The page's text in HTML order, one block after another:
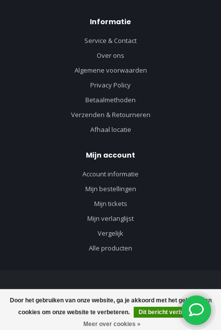
€39,90 Toevoegen aan winkelwagen
Door het gebruiken van onze website, ga je akkoord met het gebruik van
cookies om onze website te verbeteren.
Dit bericht verbergen
Meer over cookies »
Informatie
Service & Contact
Over ons
Algemene voorwaarden
Privacy Policy
Betaalmethoden
Verzenden & Retourneren
Afhaal locatie
Mijn account
Account informatie
Mijn bestellingen
Mijn tickets
Mijn verlanglijst
Vergelijk
Alle producten
© Copyright 2026 Vloerenvisie voor vloeren en toebehoren - Powered by
Lightspeed-Lightspeed design byDyvelopment